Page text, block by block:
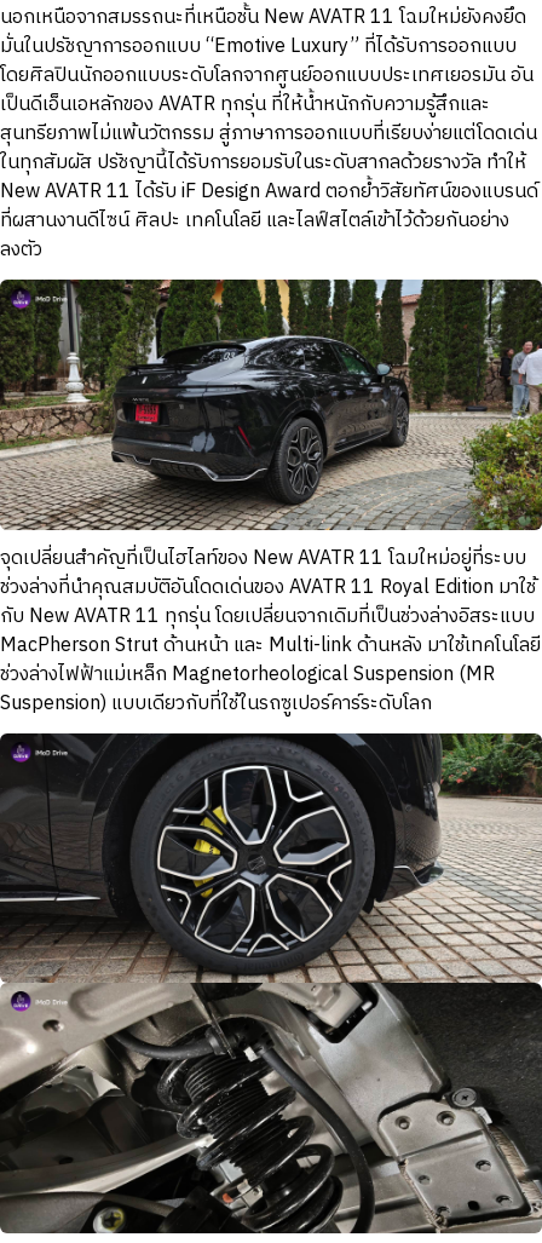
นอกเหนือจากสมรรถนะที่เหนือชั้น New AVATR 11 โฉมใหม่ยังคงยึด
มั่นในปรัชญาการออกแบบ “Emotive Luxury” ที่ได้รับการออกแบบ
โดยศิลปินนักออกแบบระดับโลกจากศูนย์ออกแบบประเทศเยอรมัน อัน
เป็นดีเอ็นเอหลักของ AVATR ทุกรุ่น ที่ให้น้ำหนักกับความรู้สึกและ
สุนทรียภาพไม่แพ้นวัตกรรม สู่ภาษาการออกแบบที่เรียบง่ายแต่โดดเด่น
ในทุกสัมผัส ปรัชญานี้ได้รับการยอมรับในระดับสากลด้วยรางวัล ทำให้
New AVATR 11 ได้รับ iF Design Award ตอกย้ำวิสัยทัศน์ของแบรนด์
ที่ผสานงานดีไซน์ ศิลปะ เทคโนโลยี และไลฟ์สไตล์เข้าไว้ด้วยกันอย่าง
ลงตัว
จุดเปลี่ยนสำคัญที่เป็นไฮไลท์ของ New AVATR 11 โฉมใหม่อยู่ที่ระบบ
ช่วงล่างที่นำคุณสมบัติอันโดดเด่นของ AVATR 11 Royal Edition มาใช้
กับ New AVATR 11 ทุกรุ่น โดยเปลี่ยนจากเดิมที่เป็นช่วงล่างอิสระแบบ
MacPherson Strut ด้านหน้า และ Multi-link ด้านหลัง มาใช้เทคโนโลยี
ช่วงล่างไฟฟ้าแม่เหล็ก Magnetorheological Suspension (MR
Suspension) แบบเดียวกับที่ใช้ในรถซูเปอร์คาร์ระดับโลก